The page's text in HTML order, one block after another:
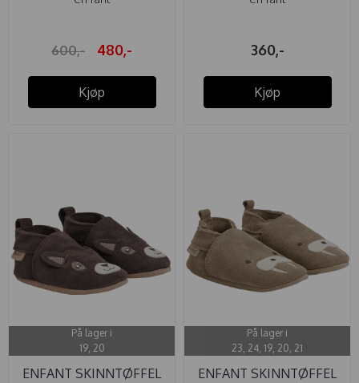
600,- 480,-
Kjøp
360,-
Kjøp
På lager i
19, 20
ENFANT SKINNTØFFEL
På lager i
23, 24, 19, 20, 21
ENFANT SKINNTØFFEL